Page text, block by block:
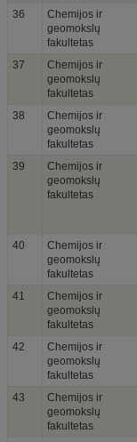
36
Chemijos ir
geomokslų
fakultetas
37
Chemijos ir
geomokslų
fakultetas
38
Chemijos ir
geomokslų
fakultetas
39
Chemijos ir
geomokslų
fakultetas
40
Chemijos ir
geomokslų
fakultetas
41
Chemijos ir
geomokslų
fakultetas
42
Chemijos ir
geomokslų
fakultetas
43
Chemijos ir
geomokslų
fakultetas